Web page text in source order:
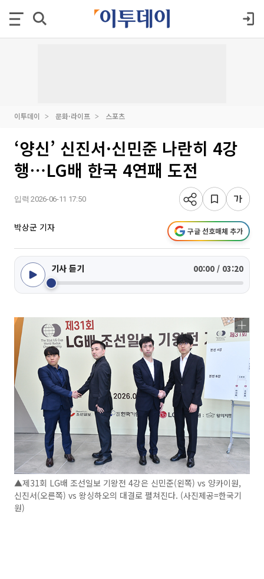
이투데이 문화·라이프 스포츠
‘양신’ 신진서·신민준 나란히 4강
행⋯LG배 한국 4연패 도전
입력 2026-06-11 17:50
박상군 기자 구글 선호매체 추가
기사 듣기 00:00 / 03:20
▲제31회 LG배 조선일보 기왕전 4강은 신민준(왼쪽) vs 양카이원,
신진서(오른쪽) vs 왕싱하오의 대결로 펼쳐진다. (사진제공=한국기
원)